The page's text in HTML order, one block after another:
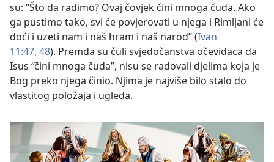
su: “Što da radimo? Ovaj čovjek čini mnoga čuda. Ako
ga pustimo tako, svi će povjerovati u njega i Rimljani će
doći i uzeti nam i naš hram i naš narod” (Ivan
11:47, 48). Premda su čuli svjedočanstva očevidaca da
Isus “čini mnoga čuda”, nisu se radovali djelima koja je
Bog preko njega činio. Njima je najviše bilo stalo do
vlastitog položaja i ugleda.